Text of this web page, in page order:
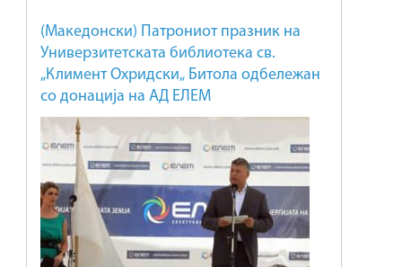
(Македонски) Патрониот празник на
Универзитетската библиотека св.
„Климент Охридски„ Битола одбележан
со донација на АД ЕЛЕМ